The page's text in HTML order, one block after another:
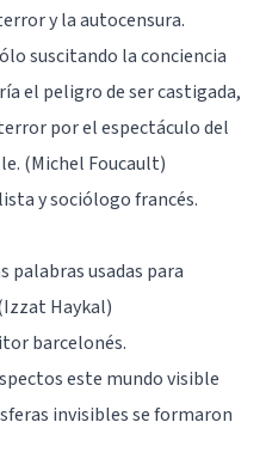
y la autocensura.
suscitando la conciencia
el peligro de ser castigada,
por el espectáculo del
(Michel Foucault)
y sociólogo francés.
palabras usadas para
Haykal)
barcelonés.
este mundo visible
invisibles se formaron